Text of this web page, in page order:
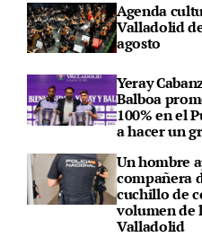
Agenda
Valladolid
agosto
Yeray
Balboa
100% en el
a hacer un
Un hombre
compañera
cuchillo de
volumen de
Valladolid